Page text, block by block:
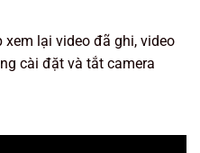
xem lại video đã ghi, video
cài đặt và tắt camera